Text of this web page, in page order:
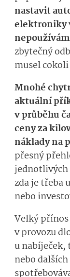
nastavit
elektroniky
zbytečný
musel
Mnohé
aktuální
v průběhu
ceny za
náklady na
přesný
jednotlivých
zda je třeba
nebo
Velký
v provozu
u
nebo